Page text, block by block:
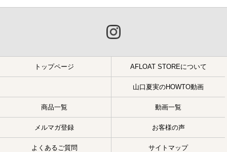
トップページ AFLOAT STOREについて
山口夏実のHOWTO動画
商品一覧 動画一覧
メルマガ登録 お客様の声
よくあるご質問 サイトマップ